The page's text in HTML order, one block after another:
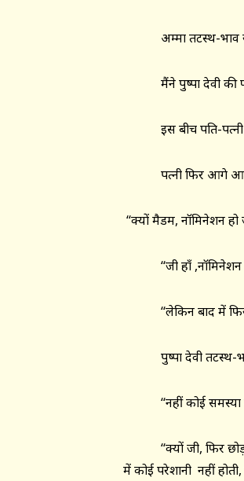
अम्मा तटस्थ-भाव
मैंने पुष्पा देवी की
इस बीच पति-पत्नी
पत्नी फिर आगे
‘‘क्यों मैडम, नॉमिनेशन हो
‘‘जी हाँ ,नॉमिनेशन
‘‘लेकिन बाद में फिर
पुष्पा देवी तटस्थ-भाव
‘‘नहीं कोई समस्या
‘‘क्यों जी, फिर छोड़ो
में कोई परेशानी नहीं